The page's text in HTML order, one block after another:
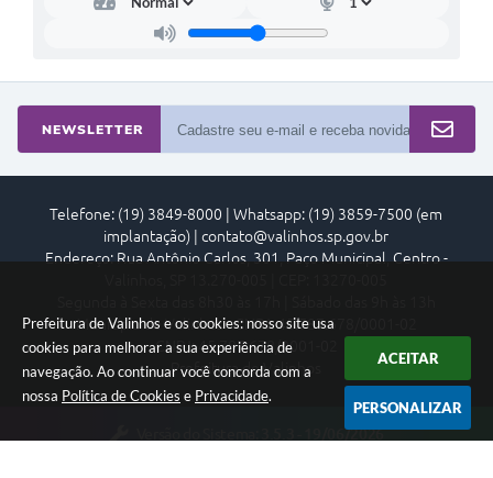
Prefeitura de Valinhos e os cookies: nosso site usa
cookies para melhorar a sua experiência de
navegação. Ao continuar você concorda com a
nossa Política de Cookies e Privacidade.
ACEITAR
PERSONALIZAR
NEWSLETTER
Telefone: (19) 3849-8000 | Whatsapp: (19) 3859-7500 (em
implantação) | contato@valinhos.sp.gov.br
Endereço: Rua Antônio Carlos, 301, Paço Municipal, Centro -
Município de Valinhos - CNPJ: 45.787.678/0001-02
CNPJ: 45.787.678/0001-02
Prefeitura de Valinhos
3.5.3 - 19/06/2026